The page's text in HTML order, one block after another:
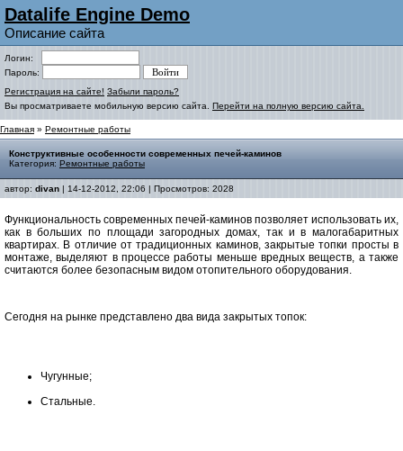
Datalife Engine Demo
Описание сайта
Логин:
Пароль:
Регистрация на сайте! Забыли пароль?
Вы просматриваете мобильную версию сайта. Перейти на полную версию сайта.
Главная » Ремонтные работы
Конструктивные особенности современных печей-каминов
Категория: Ремонтные работы
автор: divan | 14-12-2012, 22:06 | Просмотров: 2028
Функциональность современных печей-каминов позволяет использовать их,
как в больших по площади загородных домах, так и в малогабаритных
квартирах. В отличие от традиционных каминов, закрытые топки просты в
монтаже, выделяют в процессе работы меньше вредных веществ, а также
считаются более безопасным видом отопительного оборудования.
Сегодня на рынке представлено два вида закрытых топок:
Чугунные;
Стальные.